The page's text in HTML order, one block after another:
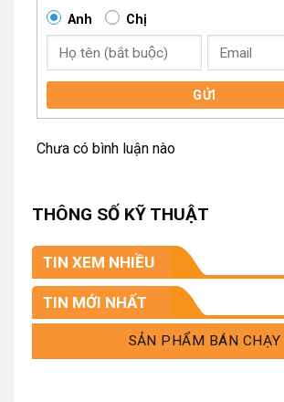
Anh Chị
GỬI
Chưa có bình luận nào
THÔNG SỐ KỸ THUẬT
TIN XEM NHIỀU
TIN MỚI NHẤT
SẢN PHẨM BÁN CHẠY